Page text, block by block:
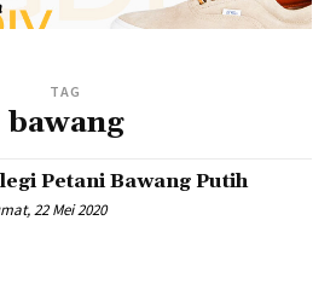
TAG
bawang
Petani Bawang Putih
22 Mei 2020